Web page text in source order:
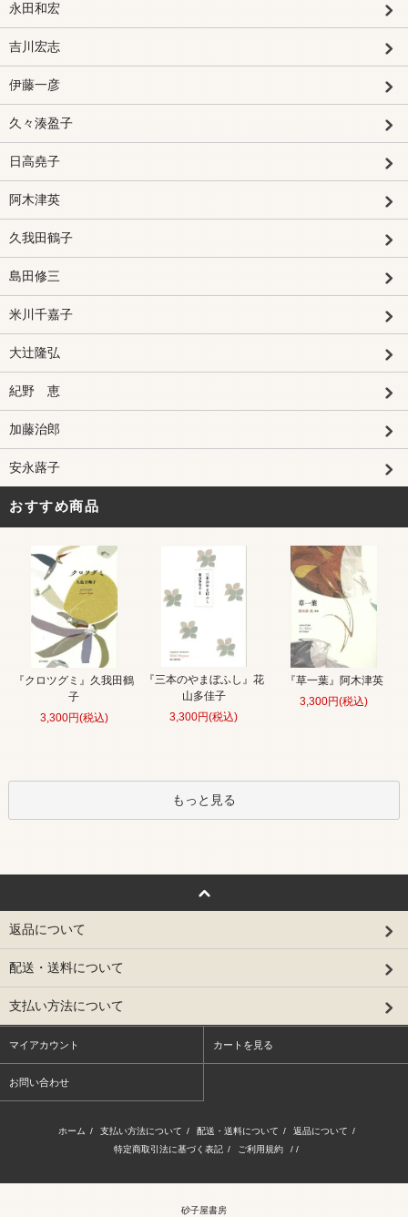
永田和宏
吉川宏志
伊藤一彦
久々湊盈子
日高堯子
阿木津英
久我田鶴子
島田修三
米川千嘉子
大辻隆弘
紀野 恵
加藤治郎
安永蕗子
おすすめ商品
『クロツグミ』久我田鶴
子
3,300円(税込)
『三本のやまぼふし』花
山多佳子
3,300円(税込)
『草一葉』阿木津英
3,300円(税込)
もっと見る
返品について
配送・送料について
支払い方法について
マイアカウント カートを見る
お問い合わせ
ホーム / 支払い方法について / 配送・送料について / 返品について /
特定商取引法に基づく表記 / ご利用規約 / /
砂子屋書房